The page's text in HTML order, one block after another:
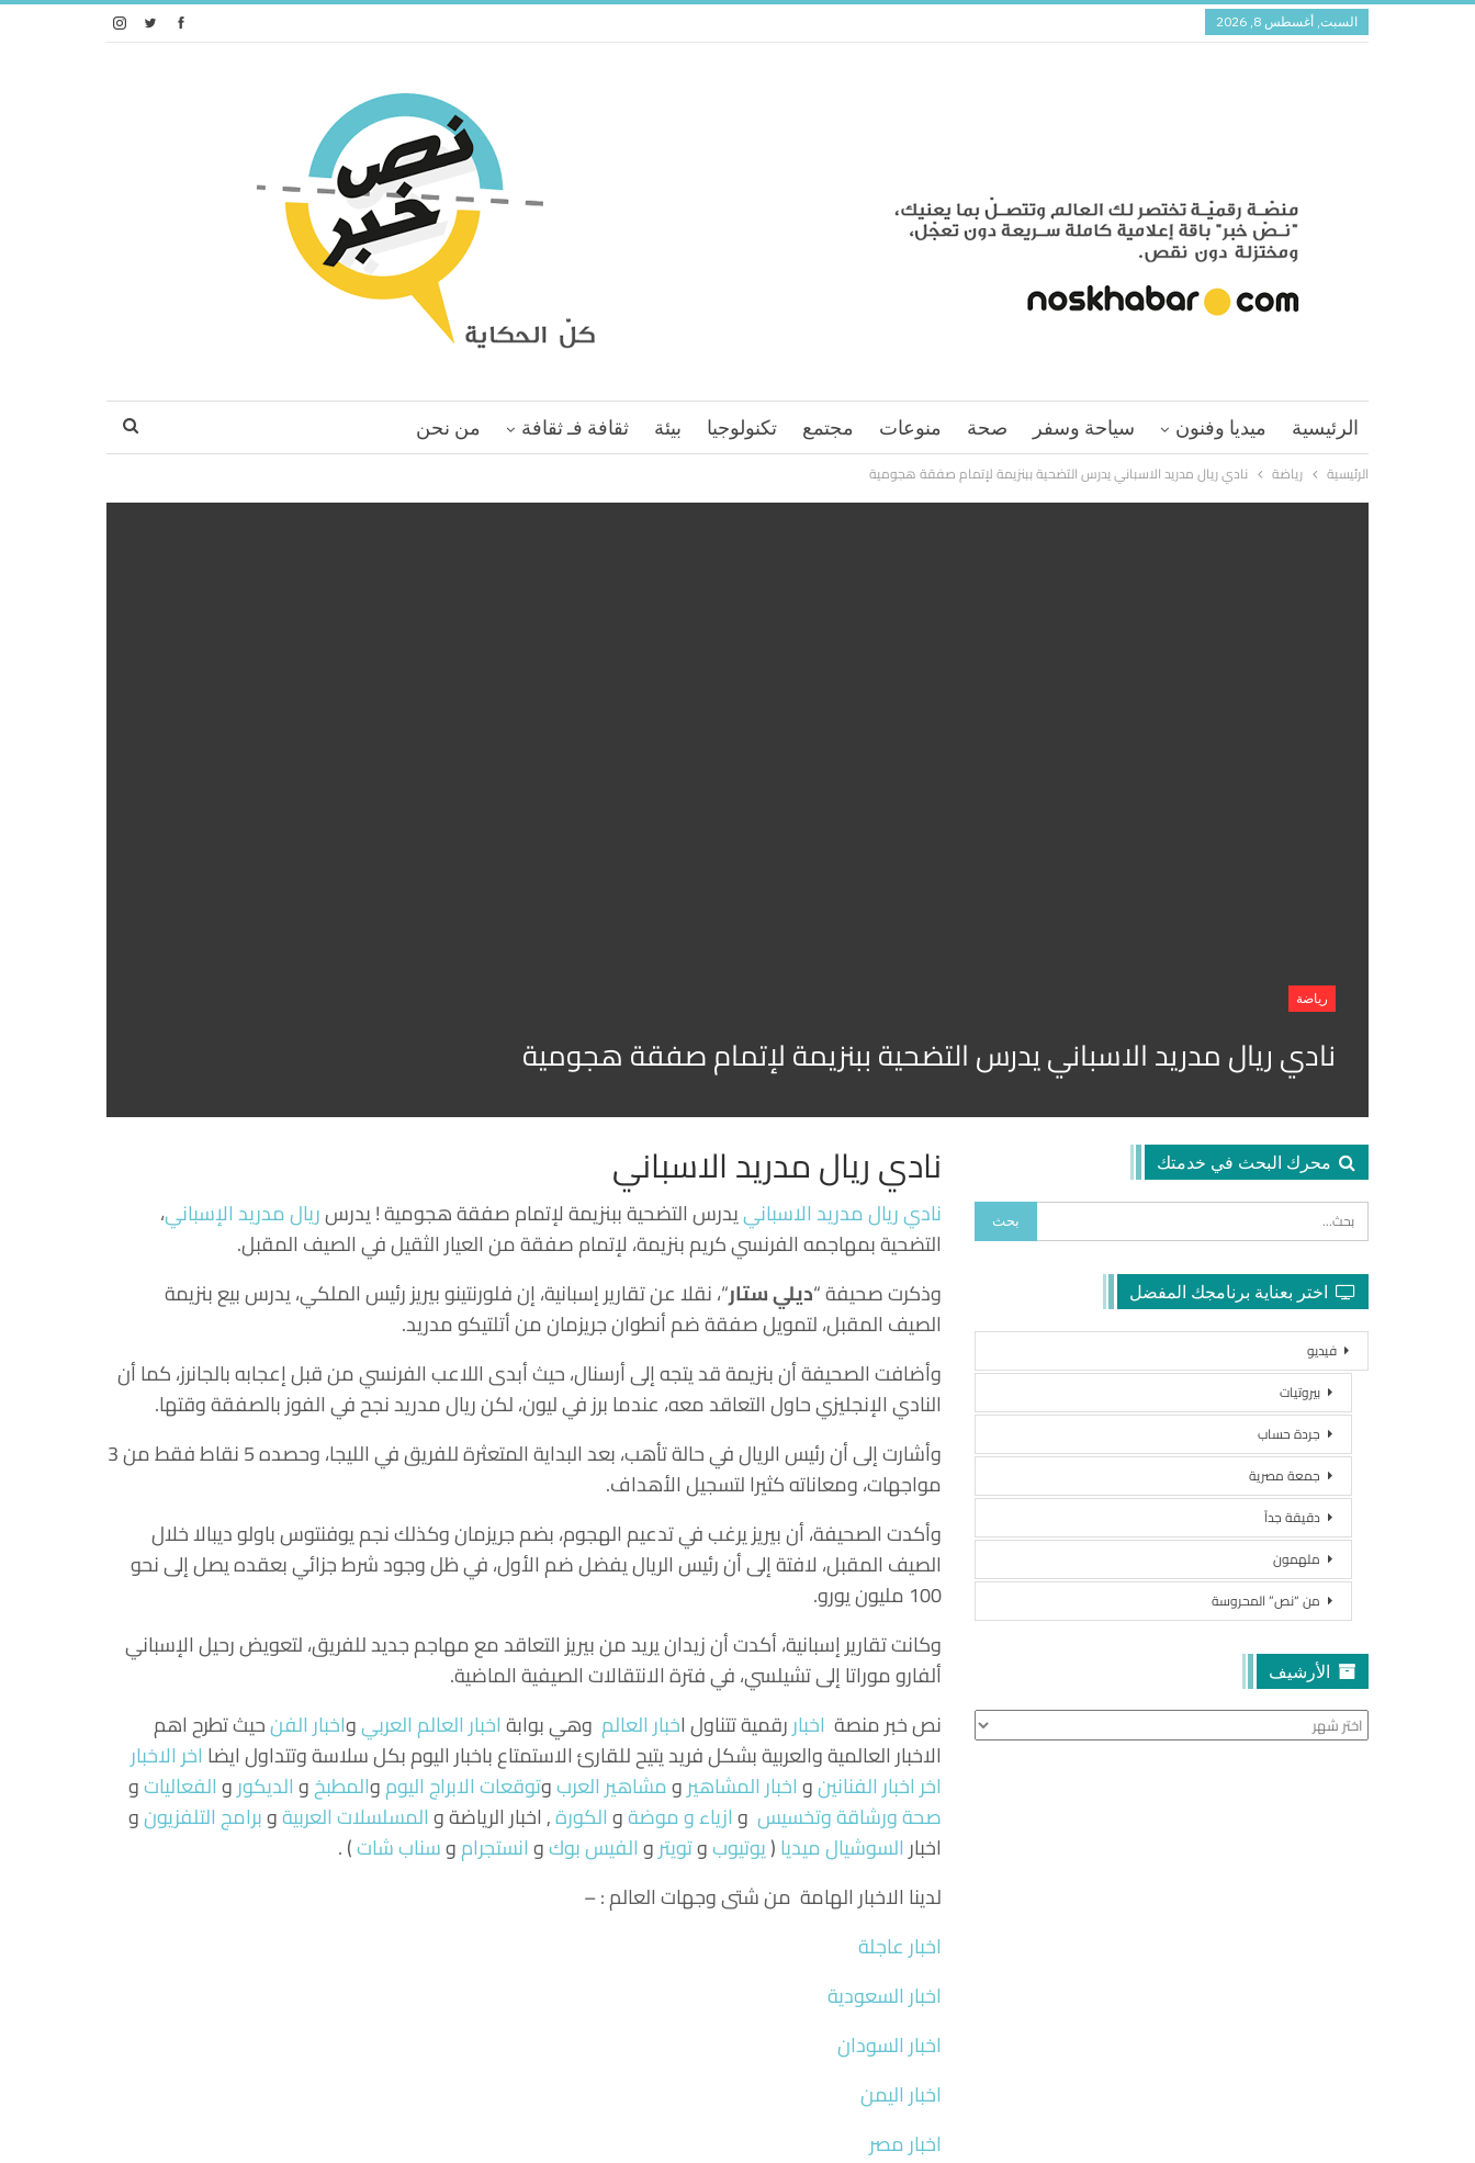
السبت, أغسطس 8, 2026
الرئيسية ميديا وفنون سياحة وسفر صحة منوعات مجتمع تكنولوجيا بيئة ثقافة فـ ثقافة
من نحن
الرئيسية
رياضة نادي ريال مدريد الاسباني يدرس التضحية ببنزيمة لإتمام صفقة هجومية
رياضة
نادي ريال مدريد الاسباني يدرس التضحية ببنزيمة لإتمام صفقة هجومية
نادي ريال مدريد الاسباني
نادي ريال مدريد الاسبانييدرس التضحية ببنزيمة لإتمام صفقة هجومية ! يدرسريال مدريد الإسباني،
التضحية بمهاجمه الفرنسي كريم بنزيمة، لإتمام صفقة من العيار الثقيل في الصيف المقبل.
وذكرت صحيفة “ديلي ستار“، نقلا عن تقارير إسبانية، إن فلورنتينو بيريز رئيس الملكي، يدرس بيع بنزيمة
الصيف المقبل، لتمويل صفقة ضم أنطوان جريزمان من أتلتيكو مدريد.
وأضافت الصحيفة أن بنزيمة قد يتجه إلى أرسنال، حيث أبدى اللاعب الفرنسي من قبل إعجابه بالجانرز، كما أن
النادي الإنجليزي حاول التعاقد معه، عندما برز في ليون، لكن ريال مدريد نجح في الفوز بالصفقة وقتها.
وأشارت إلى أن رئيس الريال في حالة تأهب، بعد البداية المتعثرة للفريق في الليجا، وحصده 5 نقاط فقط من 3
مواجهات، ومعاناته كثيرا لتسجيل الأهداف.
وأكدت الصحيفة، أن بيريز يرغب في تدعيم الهجوم، بضم جريزمان وكذلك نجم يوفنتوس باولو ديبالا خلال
الصيف المقبل، لافتة إلى أن رئيس الريال يفضل ضم الأول، في ظل وجود شرط جزائي بعقده يصل إلى نحو
100 مليون يورو.
وكانت تقارير إسبانية، أكدت أن زيدان يريد من بيريز التعاقد مع مهاجم جديد للفريق، لتعويض رحيل الإسباني
ألفارو موراتا إلى تشيلسي، في فترة الانتقالات الصيفية الماضية.
نص خبر منصة اخباررقمية تتناولاخبار العالم وهي بوابةاخبار العالم العربيواخبار الفنحيث تطرح اهم
الاخبار العالمية والعربية بشكل فريد يتيح للقارئ الاستمتاع باخبار اليوم بكل سلاسة وتتداول ايضا اخر الاخبار
اخر اخبار الفنانينواخبار المشاهيرومشاهير العربوتوقعات الابراج اليوموالمطبخوالديكوروالفعالياتو
صحة ورشاقة وتخسيس وازياء و موضةوالكورة, اخبار الرياضة والمسلسلات العربيةوبرامج التلفزيونو
اخبارالسوشيال ميديا(يوتيوبوتويتروالفيس بوكوانستجراموسناب شات) .
لدينا الاخبار الهامة من شتى وجهات العالم : –
اخبار عاجلة
اخبار السعودية
اخبار السودان
اخبار اليمن
اخبار مصر
محرك البحث في خدمتك
اختر بعناية برنامجك المفضل
فيديو
بيروتيات
جردة حساب
جمعة مصرية
دقيقة جداً
ملهمون
من “نص” المحروسة
الأرشيف
الأرشيف